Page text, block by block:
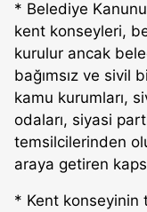
* Belediye
kent konseyleri,
kurulur ancak
bağımsız ve sivil
kamu kurumları,
odaları, siyasi
temsilcilerinden
araya getiren
* Kent konseyinin